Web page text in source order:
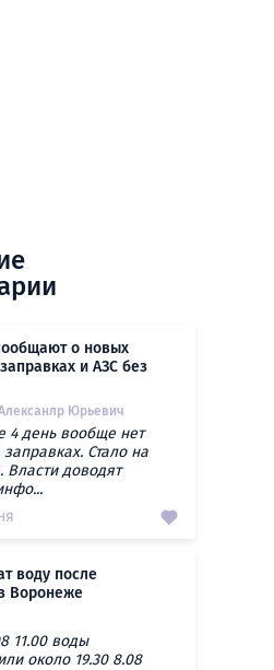
о новых
и АЗС без
Юрьевич
4 день вообще нет
Стало на
Власти доводят
воду после
Воронеже
11.00 воды
около 19.30 8.08